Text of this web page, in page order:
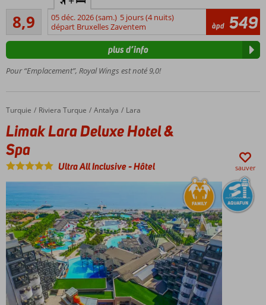
Ultra All
Inclusive
24h sur
Equipe
Funair et
Aquapark
8,9
Recommandé
178
commentaires
05 déc. 2026 (sam.) 5 jours (4 nuits)
départ Bruxelles Zaventem
àpd 549
Pour “Emplacement”, Royal Wings est noté 9,0!
plus d’info
Accueil
Turquie Riviera Turque Antalya Lara
Limak Lara Deluxe Hotel & Spa
Limak Lara Deluxe Hotel &
Spa
Ultra All Inclusive-Hôtel sauver